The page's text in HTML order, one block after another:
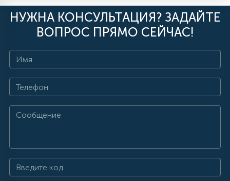
НУЖНА КОНСУЛЬТАЦИЯ? ЗАДАЙТЕ
ВОПРОС ПРЯМО СЕЙЧАС!